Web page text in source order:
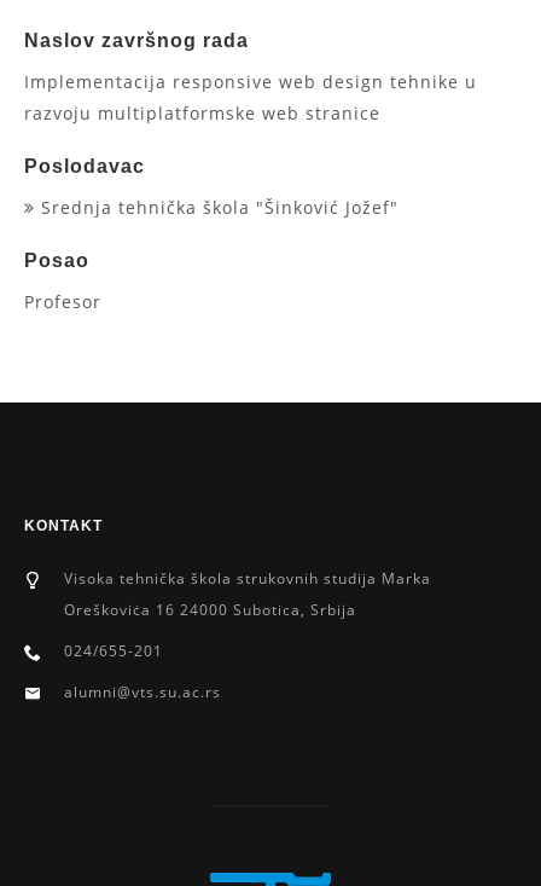
Naslov završnog rada
Implementacija responsive web design tehnike u
razvoju multiplatformske web stranice
Poslodavac
Srednja tehnička škola "Šinković Jožef"
Posao
Profesor
KONTAKT
Visoka tehnička škola strukovnih studija Marka
Oreškoviċa 16 24000 Subotica, Srbija
024/655-201
alumni@vts.su.ac.rs